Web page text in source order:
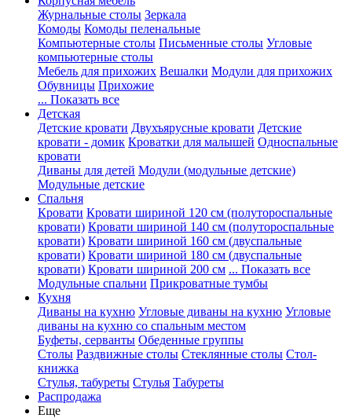
Журнальные столы Зеркала
Комоды Комоды пеленальные
Компьютерные столы Письменные столы Угловые
компьютерные столы
Мебель для прихожих Вешалки Модули для прихожих
Обувницы Прихожие
... Показать все
Детская
Детские кровати Двухъярусные кровати Детские
кровати - домик Кроватки для малышей Односпальные
кровати
Диваны для детей Модули (модульные детские)
Модульные детские
Спальня
Кровати Кровати шириной 120 см (полутороспальные
кровати) Кровати шириной 140 см (полутороспальные
кровати) Кровати шириной 160 см (двуспальные
кровати) Кровати шириной 180 см (двуспальные
кровати) Кровати шириной 200 см ... Показать все
Модульные спальни Прикроватные тумбы
Кухня
Диваны на кухню Угловые диваны на кухню Угловые
диваны на кухню со спальным местом
Буфеты, серванты Обеденные группы
Столы Раздвижные столы Стеклянные столы Стол-
книжка
Стулья, табуреты Стулья Табуреты
Распродажа
Еще